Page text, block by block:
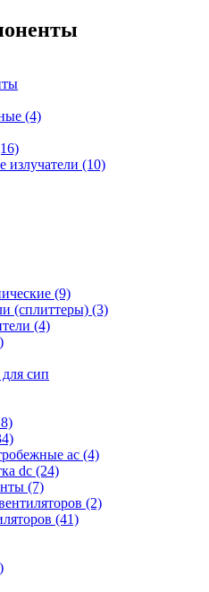
(4)
излучатели (10)
(9)
(сплиттеры) (3)
(4)
сип
ac (4)
dc (24)
(7)
(2)
(41)